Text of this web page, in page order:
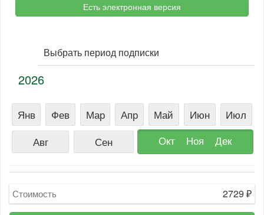
Есть электронная версия
Выбрать период подписки
2026
Янв Фев Мар Апр Май Июн
Июл
Авг
Сен Окт Ноя Дек
Стоимость 2729 ₽